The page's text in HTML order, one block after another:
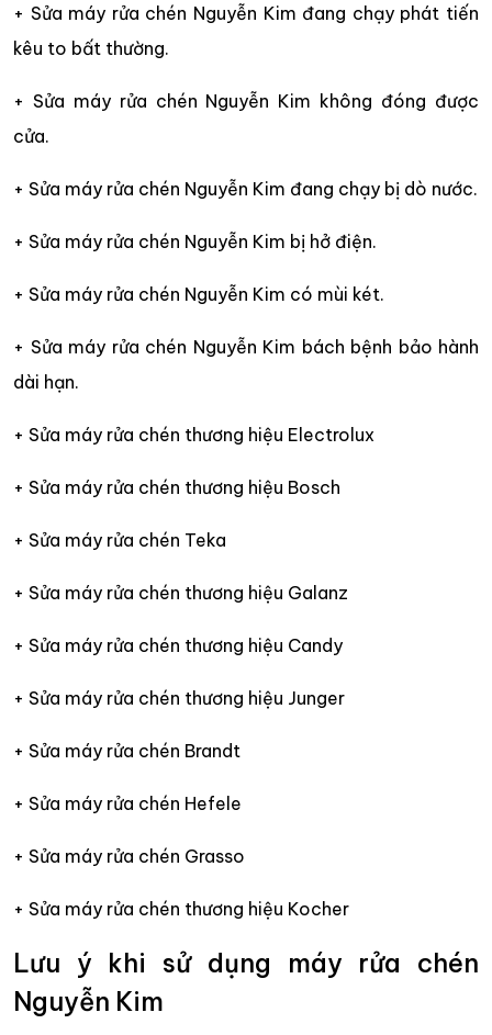
+ Sửa máy rửa chén Nguyễn Kim đang chạy phát tiến
kêu to bất thường.
+ Sửa máy rửa chén Nguyễn Kim không đóng được
cửa.
+ Sửa máy rửa chén Nguyễn Kim đang chạy bị dò nước.
+ Sửa máy rửa chén Nguyễn Kim bị hở điện.
+ Sửa máy rửa chén Nguyễn Kim có mùi két.
+ Sửa máy rửa chén Nguyễn Kim bách bệnh bảo hành
dài hạn.
+ Sửa máy rửa chén thương hiệu Electrolux
+ Sửa máy rửa chén thương hiệu Bosch
+ Sửa máy rửa chén Teka
+ Sửa máy rửa chén thương hiệu Galanz
+ Sửa máy rửa chén thương hiệu Candy
+ Sửa máy rửa chén thương hiệu Junger
+ Sửa máy rửa chén Brandt
+ Sửa máy rửa chén Hefele
+ Sửa máy rửa chén Grasso
+ Sửa máy rửa chén thương hiệu Kocher
Lưu ý khi sử dụng máy rửa chén
Nguyễn Kim